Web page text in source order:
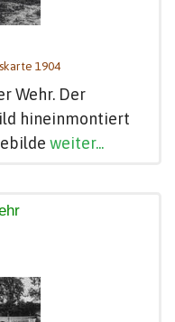
1904
Wehr. Der
hineinmontiert
weiter...